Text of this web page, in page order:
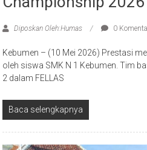
Diposkan Oleh:Humas 0
Kebumen – (10 Mei 2026) Prestasi
oleh siswa SMK N 1 Kebumen. Tim
2 dalam FELLAS
Baca selengkapnya